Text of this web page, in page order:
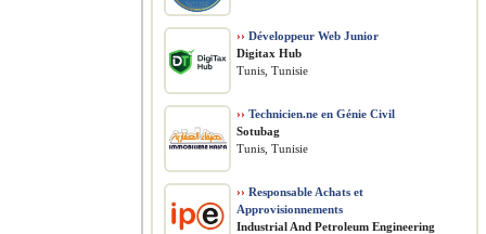
›› Développeur Web Junior
Digitax Hub
Tunis, Tunisie
›› Technicien.ne en Génie Civil
Sotubag
Tunis, Tunisie
›› Responsable Achats et
Approvisionnements
​Industrial And Petroleum Engineering